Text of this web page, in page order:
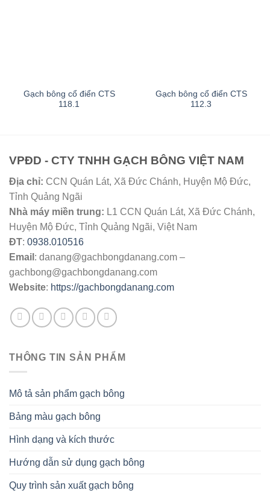
Gạch bông cổ điển CTS
118.1
Gạch bông cổ điển CTS
112.3
VPĐD - CTY TNHH GẠCH BÔNG VIỆT NAM
Địa chỉ: CCN Quán Lát, Xã Đức Chánh, Huyện Mộ Đức,
Tỉnh Quảng Ngãi
Nhà máy miền trung: L1 CCN Quán Lát, Xã Đức Chánh,
Huyện Mộ Đức, Tỉnh Quảng Ngãi, Việt Nam
ĐT: 0938.010516
Email : danang@gachbongdanang.com –
gachbong@gachbongdanang.com
Website: https://gachbongdanang.com
THÔNG TIN SẢN PHẨM
Mô tả sản phẩm gạch bông
Bảng màu gạch bông
Hình dạng và kích thước
Hướng dẫn sử dụng gạch bông
Quy trình sản xuất gạch bông